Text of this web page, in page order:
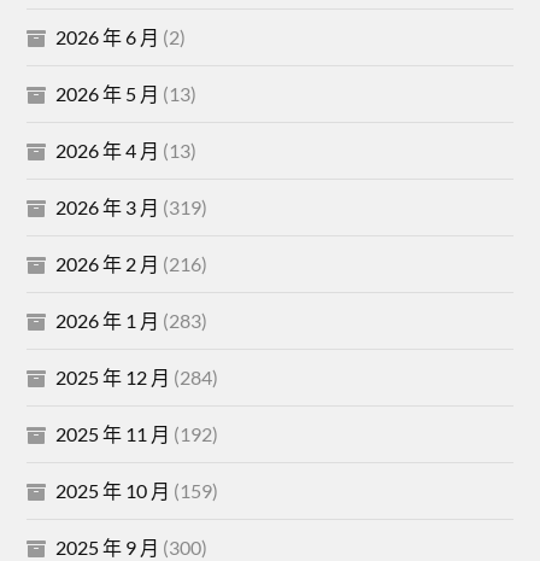
2026 年 6 月 (2)
2026 年 5 月 (13)
2026 年 4 月 (13)
2026 年 3 月 (319)
2026 年 2 月 (216)
2026 年 1 月 (283)
2025 年 12 月 (284)
2025 年 11 月 (192)
2025 年 10 月 (159)
2025 年 9 月 (300)